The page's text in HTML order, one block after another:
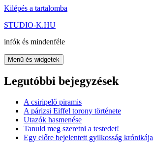
Kilépés a tartalomba
STUDIO-K.HU
infók és mindenféle
Menü és widgetek
Legutóbbi bejegyzések
A csiripelő piramis
A párizsi Eiffel torony története
Utazók hasmenése
Tanuld meg szeretni a testedet!
Egy előre bejelentett gyilkosság krónikája